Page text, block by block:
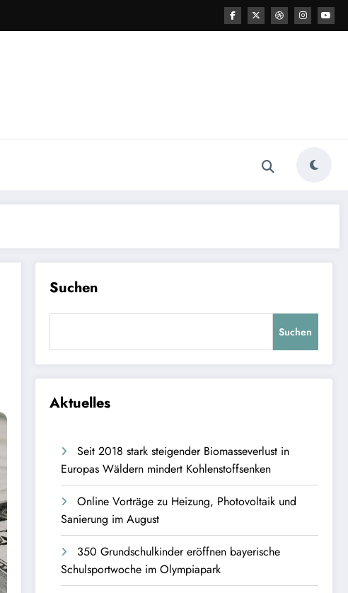
Suchen
Suchen
Aktuelles
Seit 2018 stark steigender Biomasseverlust in
Europas Wäldern mindert Kohlenstoffsenken
Online Vorträge zu Heizung, Photovoltaik und
Sanierung im August
350 Grundschulkinder eröffnen bayerische
Schulsportwoche im Olympiapark